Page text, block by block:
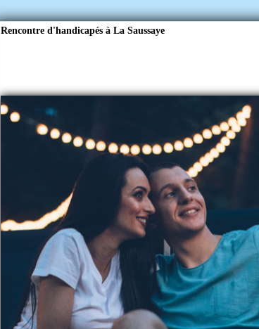
Rencontre d'handicapés à La Saussaye